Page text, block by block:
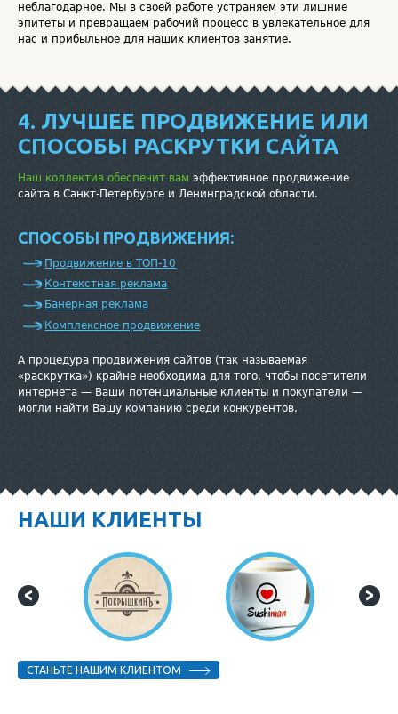
неблагодарное. Мы в своей работе устраняем эти лишние
эпитеты и превращаем рабочий процесс в увлекательное для
нас и прибыльное для наших клиентов занятие.
4. ЛУЧШЕЕ ПРОДВИЖЕНИЕ ИЛИ
СПОСОБЫ РАСКРУТКИ САЙТА
Наш коллектив обеспечит вам эффективное продвижение
сайта в Санкт-Петербурге и Ленинградской области.
СПОСОБЫ ПРОДВИЖЕНИЯ:
Продвижение в ТОП-10
Контекстная реклама
Банерная реклама
Комплексное продвижение
А процедура продвижения сайтов (так называемая
«раскрутка») крайне необходима для того, чтобы посетители
интернета — Ваши потенциальные клиенты и покупатели —
могли найти Вашу компанию среди конкурентов.
НАШИ КЛИЕНТЫ
СТАНЬТЕ НАШИМ КЛИЕНТОМ